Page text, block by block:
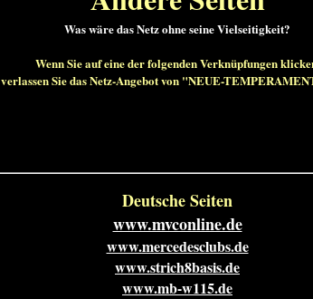
Was wäre das Netz ohne seine Vielseitigkeit?
Wenn Sie auf eine der folgenden Verknüpfungen
verlassen Sie das Netz-Angebot von "NEUE-
Deutsche Seiten
www.mvconline.de
www.mercedesclubs.de
www.strich8basis.de
www.mb-w115.de